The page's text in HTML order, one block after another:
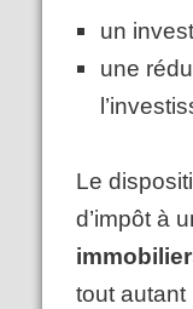
un
une
Le
d’impôt à
tout